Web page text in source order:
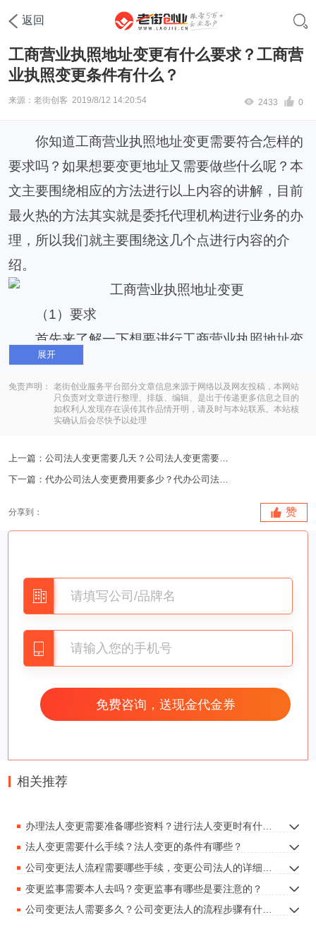
返回
首页 工商变更 法人代表变更
工商营业执照地址变更有什么要求？工商营
业执照变更条件有什么？
来源：老街创客 2019/8/12 14:20:54 2433 0
你知道工商营业执照地址变更需要符合怎样的
要求吗？如果想要变更地址又需要做些什么呢？本
文主要围绕相应的方法进行以上内容的讲解，目前
最火热的方法其实就是委托代理机构进行业务的办
理，所以我们就主要围绕这几个点进行内容的介
绍。
（1）要求
首先来了解一下想要进行工商营业执照地址变
更需要符合怎样的要求。一般情况下要求并不是特
别高，只要公司是正常运营的，而且法人没有违法
违纪的行为，都可以进行地址的变更。除此之外，
址，那么具体的标准就不会太高，但是如果变更的
是省外的地址，就需要提高要求和标准。因此各位
在明确变更之前，最好能够知道自己具体变更的是
什么，同时了解到变更需要走怎样的流程。以上就
（2）注意点
了解了工商营业执照地址变更的具体要求之后
来了解一下，在变更过程中需要处理的一些点，首
先是代理公司的寻找，一定要找到符合自己心意的
公司，最好能够找到性价比比较高的代理公司，其
的，只有符合要求才可以进行公司地址的变更，最
后在材料准备方面一定要非常细心，千万不要造成
可能会影响后续的相关业务，从而最终导致公司整
体的运营情况。
（3）总结
展开
免责声明：
老街创业服务平台部分文章信息来源于网络以及网友投稿，本网站
只负责对文章进行整理、排版、编辑、是出于传递更多信息之目的
如权利人发现存在误传其作品情开明，请及时与本站联系。本站核
实确认后会尽快予以处理
上一篇：
公司法人变更需要几天？公司法人变更需要提前准备的材..
下一篇：
代办公司法人变更费用要多少？代办公司法人变更的费用..
分享到： 赞
相关推荐
办理法人变更需要准备哪些资料？进行法人变更时有什么要求吗？
法人变更需要什么手续？法人变更的条件有哪些？
变更监事需要本人去吗？变更监事有哪些是要注意的？
公司变更法人需要多久？公司变更法人的流程步骤有什么？